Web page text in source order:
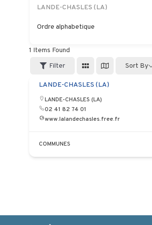
LANDE-CHASLES (LA)
Ordre alphabetique
1 Items Found
Filter
Sort By
LANDE-CHASLES (LA)
LANDE-CHASLES (LA)
02 41 82 74 01
www.lalandechasles.free.fr
COMMUNES